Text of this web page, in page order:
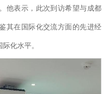
他表示，此次到访希望与成都
其在国际化交流方面的先进经
化水平。